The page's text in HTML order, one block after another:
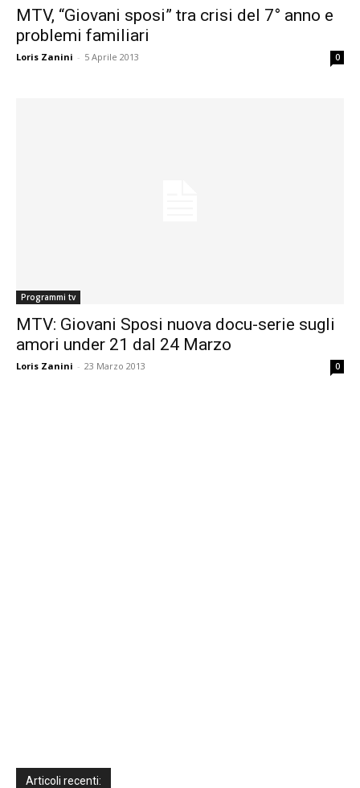
MTV, “Giovani sposi” tra crisi del 7° anno e
problemi familiari
Loris Zanini - 5 Aprile 2013 0
Programmi tv
MTV: Giovani Sposi nuova docu-serie sugli
amori under 21 dal 24 Marzo
Loris Zanini - 23 Marzo 2013 0
Articoli recenti: